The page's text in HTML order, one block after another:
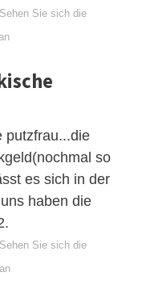
Sehen Sie sich die
putzfrau...die
so
es sich in der
haben die
Sehen Sie sich die